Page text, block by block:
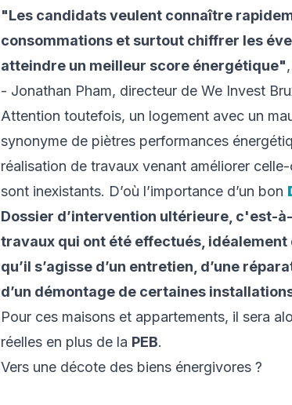
"Les candidats veulent connaître
consommations et surtout chiffrer les
atteindre un meilleur score énergétique",
- Jonathan Pham, directeur de We Invest
Attention toutefois, un logement avec un
synonyme de piètres performances
réalisation de travaux venant améliorer
sont inexistants. D’où l’importance d’un bon
Dossier d’intervention ultérieure, c'est-
travaux qui ont été effectués, idéalement
qu’il s’agisse d’un entretien, d’une
d’un démontage de certaines
Pour ces maisons et appartements, il sera
réelles en plus de la PEB.
Vers une décote des biens énergivores ?